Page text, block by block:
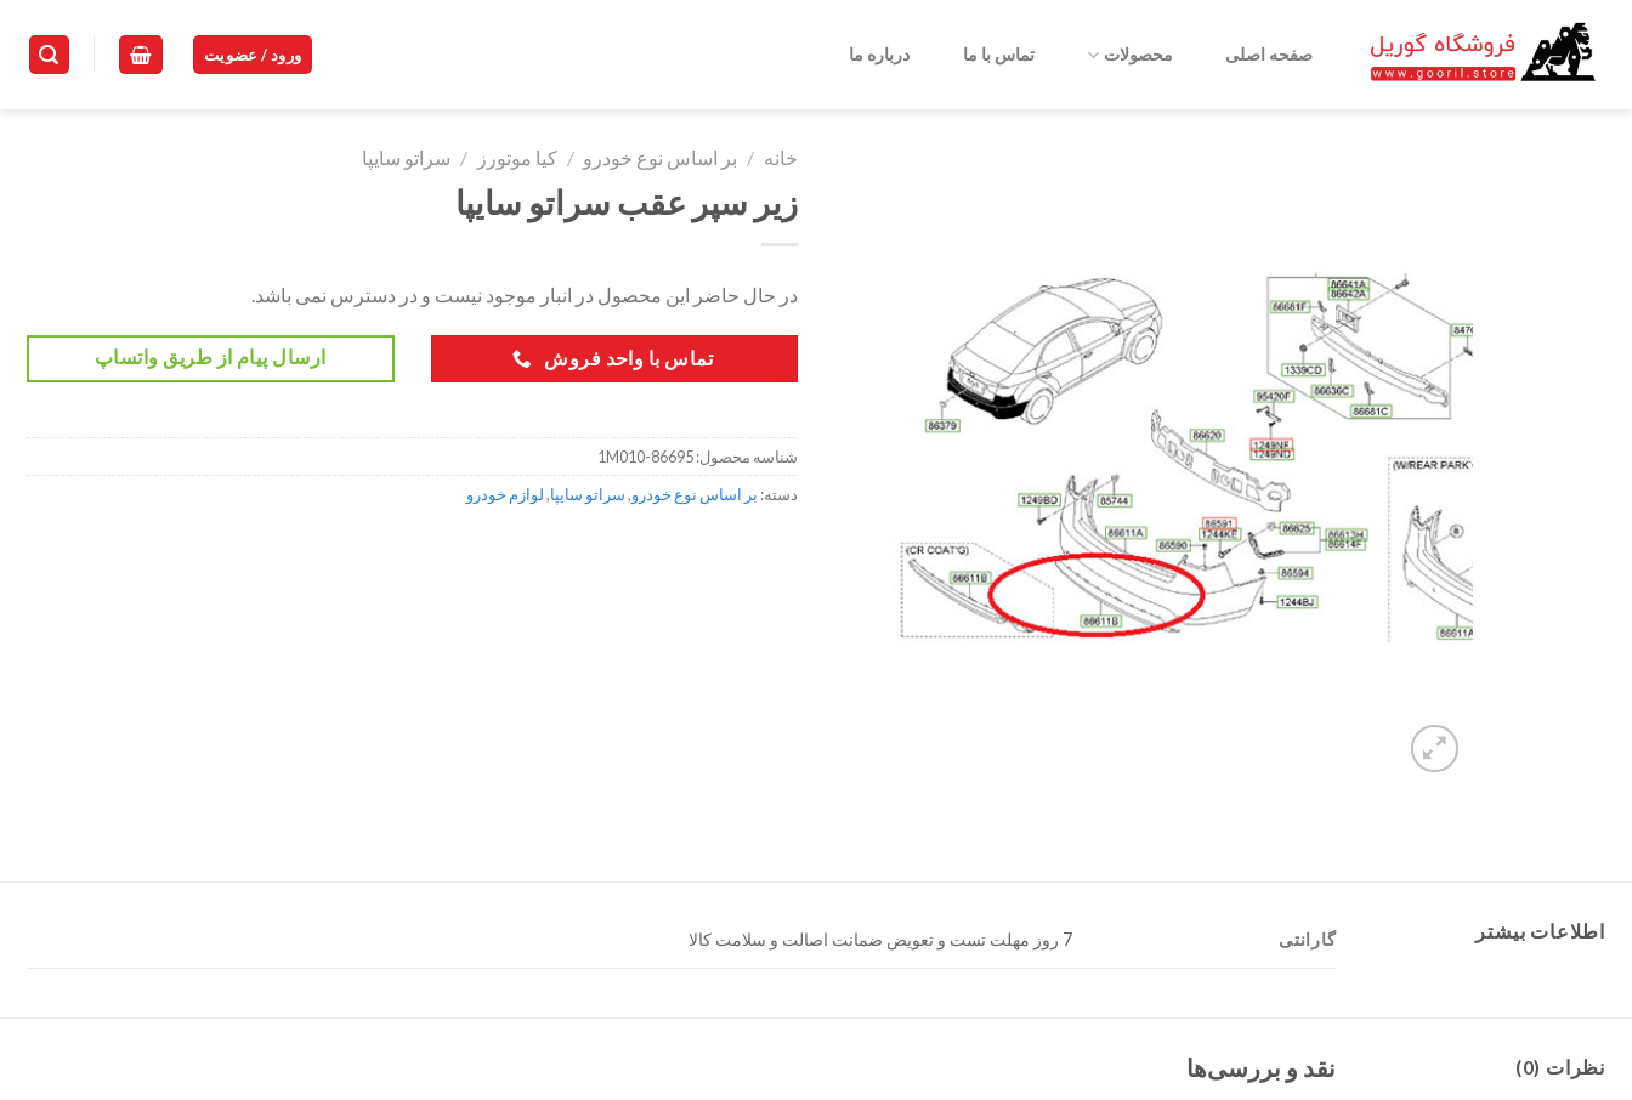
content
صفحه اصلی محصولات تماس با ما درباره ما ورود / عضویت
خانه / بر اساس نوع خودرو / کیا موتورز / سراتو سایپا
زیر سپر عقب سراتو سایپا
در حال حاضر این محصول در انبار موجود نیست و در دسترس نمی باشد.
تماس با واحد فروش ارسال پیام از طریق واتساپ
شناسه محصول:86695-1M010
دسته: بر اساس نوع خودرو,سراتو سایپا,لوازم خودرو
اطلاعات بیشتر گارانتی 7 روز مهلت تست و تعویض ضمانت اصالت و سلامت کالا
نظرات (0) نقد و بررسی‌ها